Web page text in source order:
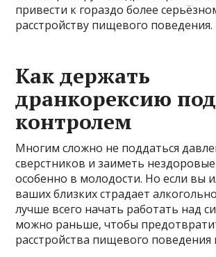
привести к гораздо более
расстройству пищевого поведения.
Как держать
дранкорексию под
контролем
Многим сложно не поддаться
сверстников и заиметь
особенно в молодости. Но если вы
ваших близких страдает
лучше всего начать работать над
можно раньше, чтобы
расстройства пищевого поведения